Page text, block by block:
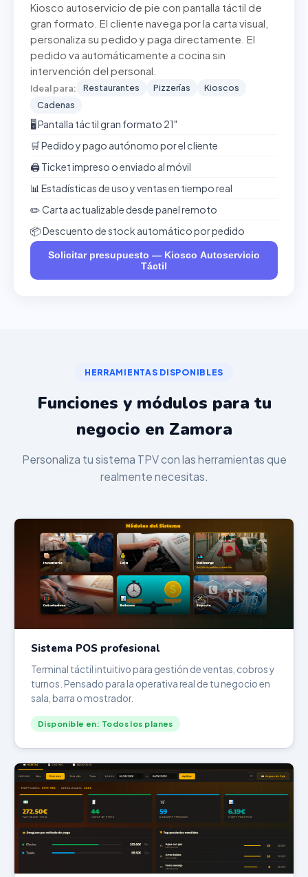
Kiosco autoservicio de pie con pantalla táctil de
gran formato. El cliente navega por la carta visual,
personaliza su pedido y paga directamente. El
pedido va automáticamente a cocina sin
intervención del personal.
Ideal para: Restaurantes Pizzerías
Kioscos
Cadenas
🖥️ Pantalla táctil gran formato 21"
🛒 Pedido y pago autónomo por el cliente
🖨️ Ticket impreso o enviado al móvil
📊 Estadísticas de uso y ventas en tiempo real
✏️ Carta actualizable desde panel remoto
📦 Descuento de stock automático por pedido
Solicitar presupuesto — Kiosco Autoservicio
Táctil
HERRAMIENTAS DISPONIBLES
Funciones y módulos para tu
negocio en Zamora
Personaliza tu sistema TPV con las herramientas que
realmente necesitas.
Sistema POS profesional
Terminal táctil intuitivo para gestión de ventas, cobros y
turnos. Pensado para la operativa real de tu negocio en
sala, barra o mostrador.
Disponible en: Todos los planes